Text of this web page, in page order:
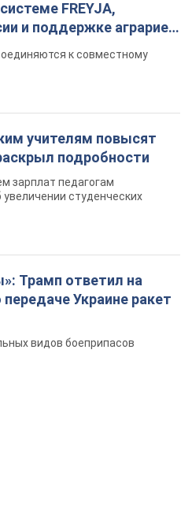
FREYJA,
и поддержке аграриев.
к совместному
учителям повысят
подробности
зарплат педагогам
студенческих
Трамп ответил на
Украине ракет
видов боеприпасов